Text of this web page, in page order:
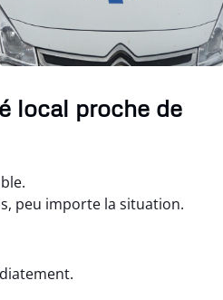
local proche de
peu importe la situation.